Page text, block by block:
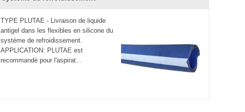
TYPE PLUTAE - Livraison de liquide
antigel dans les flexibles en silicone du
système de refroidissement.
APPLICATION: PLUTAE est
recommandé pour l'aspirat...